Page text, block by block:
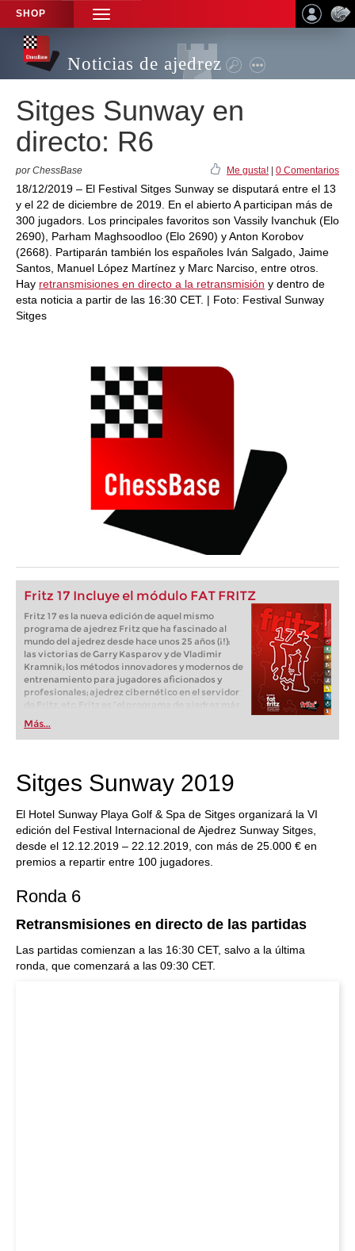
SHOP
TOGGLE
NAVIGATION
Noticias de ajedrez
Sitges Sunway en
directo: R6
por ChessBase Me gusta! 0 Comentarios
18/12/2019 – El Festival Sitges Sunway se disputará entre el 13
y el 22 de diciembre de 2019. En el abierto A participan más de
300 jugadors. Los principales favoritos son Vassily Ivanchuk (Elo
2690), Parham Maghsoodloo (Elo 2690) y Anton Korobov
(2668). Partiparán también los españoles Iván Salgado, Jaime
Santos, Manuel López Martínez y Marc Narciso, entre otros.
Hay retransmisiones en directo a la retransmisión y dentro de
esta noticia a partir de las 16:30 CET. | Foto: Festival Sunway
Sitges
Fritz 17 Incluye el módulo FAT FRITZ
Fritz 17 es la nueva edición de aquel mismo
programa de ajedrez Fritz que ha fascinado al
mundo del ajedrez desde hace unos 25 años (¡!):
las victorias de Garry Kasparov y de Vladimir
Kramnik; los métodos innovadores y modernos de
entrenamiento para jugadores aficionados y
profesionales; ajedrez cibernético en el servidor
popular de Alemania” (Der Spiegel) y ofrece todo
lo que necesita el ajedrecista. La novedad más
espectacular: Fritz 17 incluye el módulo basado
Más...
Sitges Sunway 2019
El Hotel Sunway Playa Golf & Spa de Sitges organizará la VI
edición del Festival Internacional de Ajedrez Sunway Sitges,
desde el 12.12.2019 – 22.12.2019, con más de 25.000 € en
premios a repartir entre 100 jugadores.
Ronda 6
Retransmisiones en directo de las partidas
Las partidas comienzan a las 16:30 CET, salvo a la última
ronda, que comenzará a las 09:30 CET.